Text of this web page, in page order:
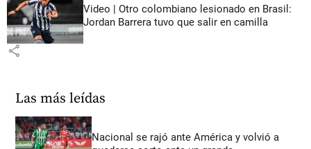
Video | Otro colombiano lesionado en Brasil:
Jordan Barrera tuvo que salir en camilla
share
Las más leídas
Nacional se rajó ante América y volvió a